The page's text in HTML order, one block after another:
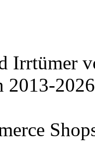
Irrtümer
2013-2026